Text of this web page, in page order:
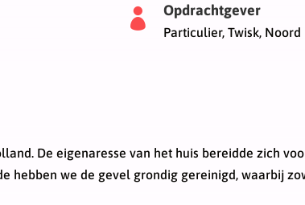
 Opdrachtgever
Particulier, Twisk,
De eigenaresse van het huis bereidde zich
hebben we de gevel grondig gereinigd, waarbij